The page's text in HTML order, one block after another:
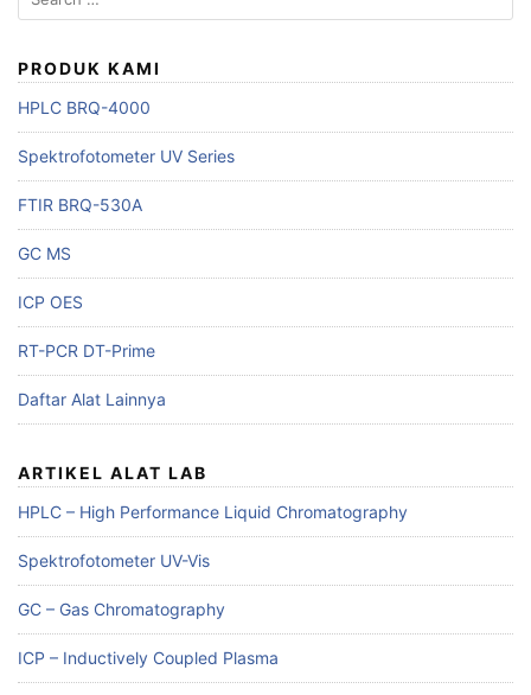
for:
PRODUK KAMI
HPLC BRQ-4000
Spektrofotometer UV Series
FTIR BRQ-530A
GC MS
ICP OES
RT-PCR DT-Prime
Daftar Alat Lainnya
ARTIKEL ALAT LAB
HPLC – High Performance Liquid Chromatography
Spektrofotometer UV-Vis
GC – Gas Chromatography
ICP – Inductively Coupled Plasma